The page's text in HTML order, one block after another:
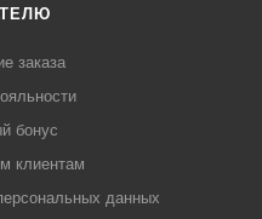
заказа
бонус
клиентам
данных